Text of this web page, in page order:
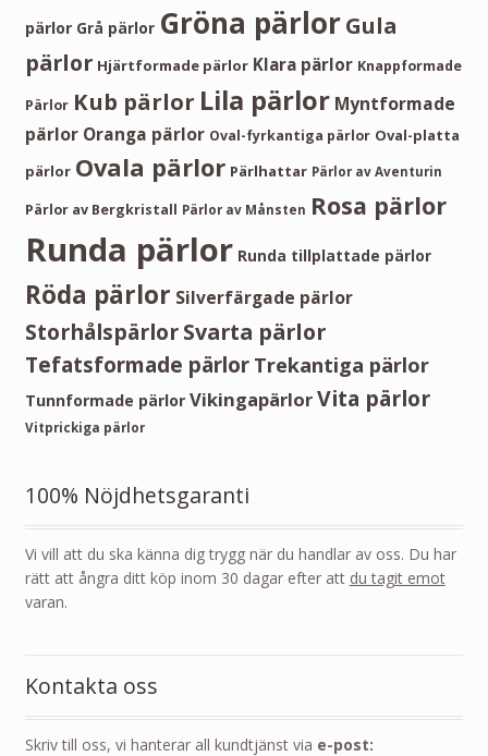
pärlor Grå pärlor Gröna pärlorGula
pärlor Hjärtformade pärlor Klara pärlor Knappformade
Pärlor Kub pärlor Lila pärlor Myntformade
pärlor Oranga pärlor Oval-fyrkantiga pärlor Oval-platta
pärlor Ovala pärlor Pärlhattar Pärlor av Aventurin
Pärlor av Bergkristall Pärlor av Månsten Rosa pärlor
Runda pärlor Runda tillplattade pärlor
Röda pärlor Silverfärgade pärlor
StorhålspärlorSvarta pärlor
Tefatsformade pärlor Trekantiga pärlor
Tunnformade pärlor VikingapärlorVita pärlor
Vitprickiga pärlor
100% Nöjdhetsgaranti
Vi vill att du ska känna dig trygg när du handlar av oss. Du har
rätt att ångra ditt köp inom 30 dagar efter att du tagit emot
varan.
Kontakta oss
Skriv till oss, vi hanterar all kundtjänst via e-post: